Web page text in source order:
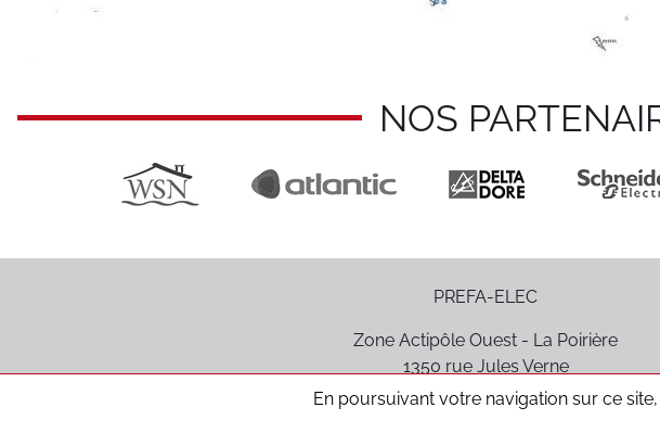
NOS
PREFA-ELEC
Zone Actipôle Ouest - La Poirière
1350 rue Jules Verne
85170 Le Poiré-sur-Vie
En poursuivant votre navigation sur ce